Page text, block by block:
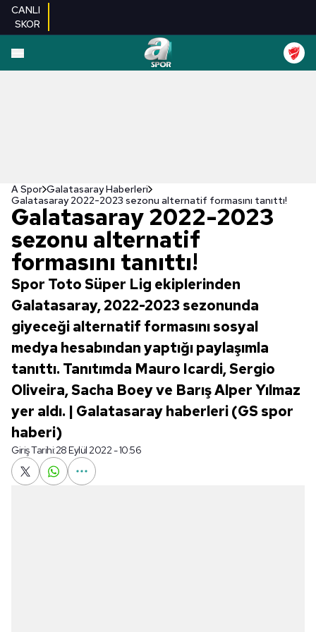
CANLI
SKOR
A Spor Galatasaray Haberleri
Galatasaray 2022-2023 sezonu alternatif formasını tanıttı!
Galatasaray 2022-2023
sezonu alternatif
formasını tanıttı!
Spor Toto Süper Lig ekiplerinden
Galatasaray, 2022-2023 sezonunda
giyeceği alternatif formasını sosyal
medya hesabından yaptığı paylaşımla
tanıttı. Tanıtımda Mauro Icardi, Sergio
Oliveira, Sacha Boey ve Barış Alper Yılmaz
yer aldı. | Galatasaray haberleri (GS spor
haberi)
Giriş Tarihi:28 Eylül 2022 - 10:56